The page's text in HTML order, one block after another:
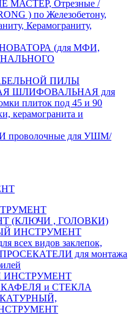
Отрезные /
) по Железобетону,
Керамограниту,
(для МФИ,
ПИЛЫ
ШЛИФОВАЛЬНАЯ для
плиток под 45 и 90
керамогранита и
для УШМ/
(КЛЮЧИ , ГОЛОВКИ)
ИНСТРУМЕНТ
видов заклепок,
для монтажа
ИНСТРУМЕНТ
и СТЕКЛА